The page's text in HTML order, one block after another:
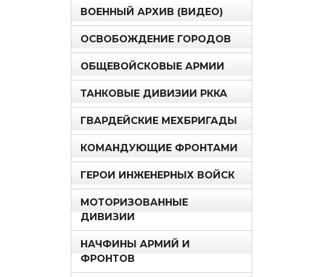
ВОЕННЫЙ АРХИВ (ВИДЕО)
ОСВОБОЖДЕНИЕ ГОРОДОВ
ОБЩЕВОЙСКОВЫЕ АРМИИ
ТАНКОВЫЕ ДИВИЗИИ РККА
ГВАРДЕЙСКИЕ МЕХБРИГАДЫ
КОМАНДУЮЩИЕ ФРОНТАМИ
ГЕРОИ ИНЖЕНЕРНЫХ ВОЙСК
МОТОРИЗОВАННЫЕ
ДИВИЗИИ
НАЧФИНЫ АРМИЙ И
ФРОНТОВ